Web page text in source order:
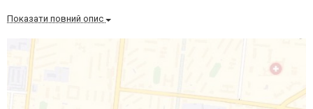
Показати повний опис